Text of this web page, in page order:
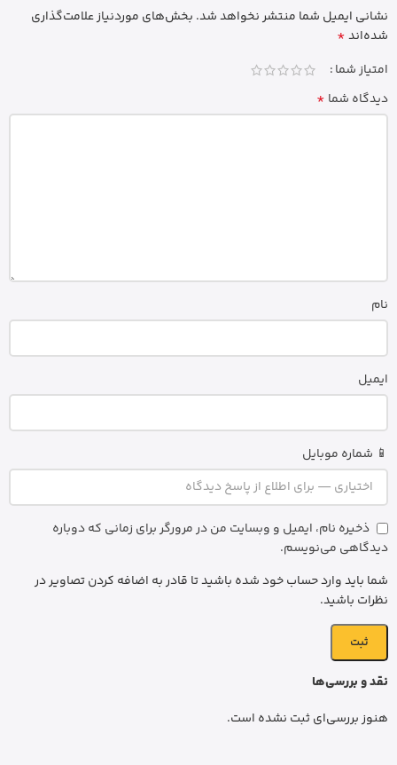
نقد و بررسی‌ها
هنوز بررسی‌ای ثبت نشده است.
نشانی ایمیل شما منتشر نخواهد شد. بخش‌های موردنیاز علامت‌گذاری
شده‌اند*
امتیاز شما
دیدگاه شما *
نام
ایمیل
📱 شماره موبایل
ذخیره نام، ایمیل و وبسایت من در مرورگر برای زمانی که دوباره
دیدگاهی می‌نویسم.
شما باید وارد حساب خود شده باشید تا قادر به اضافه کردن تصاویر در
نظرات باشید.